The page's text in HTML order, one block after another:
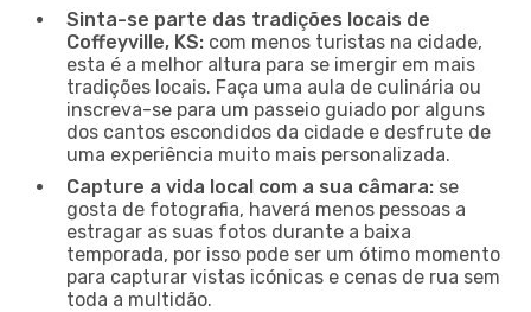
Sinta-se parte das tradições locais de
Coffeyville, KS: com menos turistas na cidade,
esta é a melhor altura para se imergir em mais
tradições locais. Faça uma aula de culinária ou
inscreva-se para um passeio guiado por alguns
dos cantos escondidos da cidade e desfrute de
uma experiência muito mais personalizada.
Capture a vida local com a sua câmara: se
gosta de fotografia, haverá menos pessoas a
estragar as suas fotos durante a baixa
temporada, por isso pode ser um ótimo momento
para capturar vistas icónicas e cenas de rua sem
toda a multidão.